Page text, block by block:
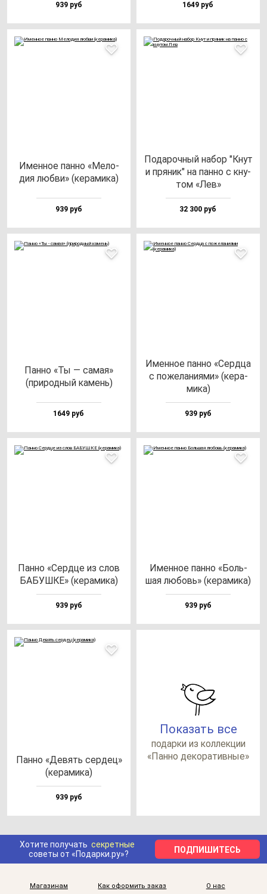
939 руб 1649 руб
Имен­ное пан­но «Мело­
дия люб­ви» (ке­ра­ми­ка)
939 руб
Пода­роч­ный на­бор "Кнут
и пря­ник" на пан­но с кну­
том «Лев»
32 300 руб
Пан­но «Ты — са­мая»
(при­род­ный ка­мень)
1649 руб
Имен­ное пан­но «Сер­дца
с по­же­ла­ни­ями» (ке­ра­
ми­ка)
939 руб
Пан­но «Сер­дце из слов
БАБУШКЕ» (ке­ра­ми­ка)
939 руб
Имен­ное пан­но «Боль­
шая лю­бовь» (ке­ра­ми­ка)
939 руб
Пан­но «Девять сер­дец»
(ке­ра­ми­ка)
939 руб
Показать все
по­дар­ки из кол­лек­ции
«Пан­но де­ко­ра­тив­ные»
Хотите получать секретные
советы от «Подарки.ру»?
ПОДПИШИТЕСЬ
Магазинам Как оформить заказ О нас